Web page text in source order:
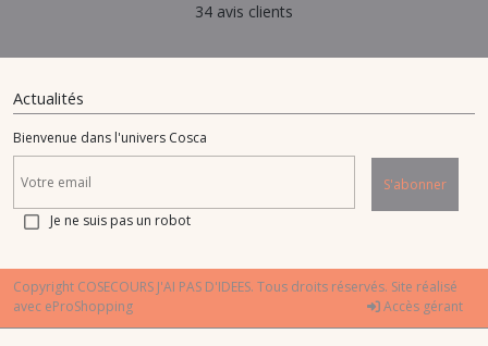
34 avis clients
Actualités
Bienvenue dans l'univers Cosca
S'abonner
Je ne suis pas un robot
Copyright COSECOURS J'AI PAS D'IDEES. Tous droits réservés. Site réalisé
avec eProShopping Accès gérant